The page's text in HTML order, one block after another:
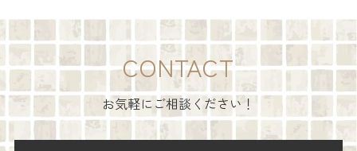
CONTACT
お気軽にご相談ください！